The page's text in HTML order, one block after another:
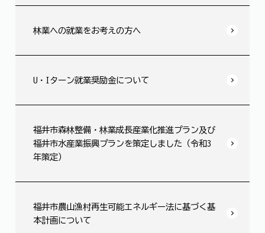
林業への就業をお考えの方へ
U・Iターン就業奨励金について
福井市森林整備・林業成長産業化推進プラン及び
福井市水産業振興プランを策定しました（令和3
年策定）
福井市農山漁村再生可能エネルギー法に基づく基
本計画について